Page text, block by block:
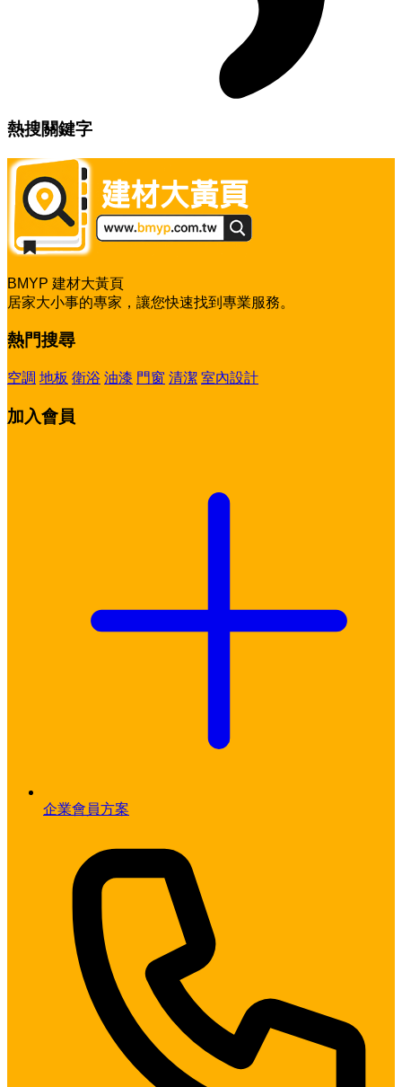
熱搜關鍵字
BMYP 建材大黃頁
居家大小事的專家，讓您快速找到專業服務。
熱門搜尋
空調 地板 衛浴 油漆 門窗 清潔 室內設計
加入會員
企業會員方案